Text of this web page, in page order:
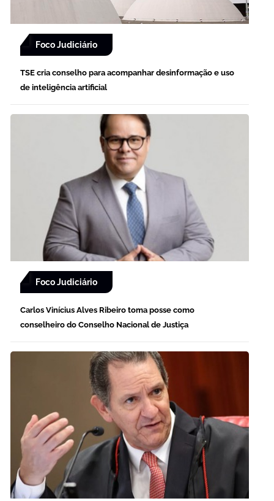
Foco Judiciário
TSE cria conselho para acompanhar desinformação e uso
de inteligência artificial
Foco Judiciário
Carlos Vinícius Alves Ribeiro toma posse como
conselheiro do Conselho Nacional de Justiça